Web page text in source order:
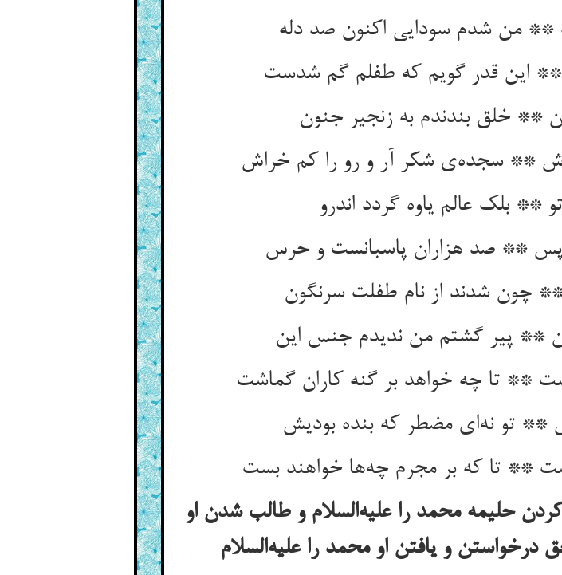
** من شدم سودایی اکنون صد دله
این قدر گویم که طفلم گم شدست
** خلق بندندم به زنجیر جنون
** سجده‌ی شکر آر و رو را کم خراش
** بلک عالم یاوه گردد اندرو
** صد هزاران پاسبانست و حرس
چون شدند از نام طفلت سرنگون
** پیر گشتم من ندیدم جنس این
** تا چه خواهد بر گنه کاران گماشت
تو نه‌ای مضطر که بنده بودیش
** تا که بر مجرم چه‌ها خواهند بست
حلیمه محمد را علیه‌السلام و طالب شدن او
درخواستن و یافتن او محمد را علیه‌السلام